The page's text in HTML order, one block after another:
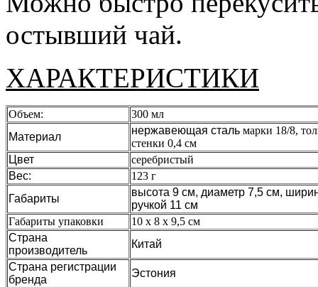
остывший чай.
ХАРАКТЕРИСТИКИ
Объем:
300 мл
Материал
нержавеющая сталь марки 18/8,
стенки 0,4 см
Цвет
серебристый
Вес:
123 г
Габариты
высота 9 см, диаметр 7,5 см,
ручкой 11 см
Габариты упаковки
10 х 8 х 9,5 см
Страна
производитель
Китай
Страна регистрации
бренда
Эстония